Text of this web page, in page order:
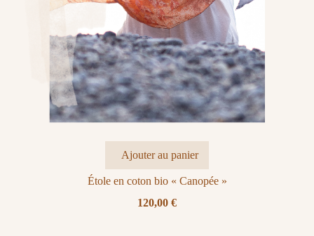
Ajouter au panier
Étole en coton bio « Canopée »
120,00 €